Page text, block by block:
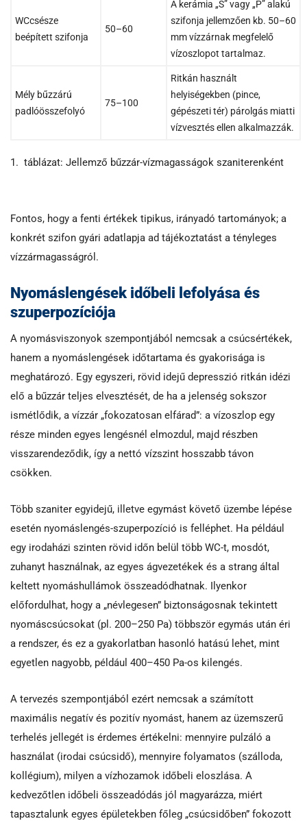
WCcsésze
beépített szifonja
50–60
A kerámia „S” vagy „P” alakú
szifonja jellemzően kb. 50–60
mm vízzárnak megfelelő
vízoszlopot tartalmaz.
Mély bűzzárú
padlóösszefolyó
75–100
Ritkán használt
helyiségekben (pince,
gépészeti tér) párolgás miatti
vízvesztés ellen alkalmazzák.
1. táblázat: Jellemző bűzzár-vízmagasságok szaniterenként
Fontos, hogy a fenti értékek tipikus, irányadó tartományok; a
konkrét szifon gyári adatlapja ad tájékoztatást a tényleges
vízzármagasságról.
Nyomáslengések időbeli lefolyása és
szuperpozíciója
A nyomásviszonyok szempontjából nemcsak a csúcsértékek,
hanem a nyomáslengések időtartama és gyakorisága is
meghatározó. Egy egyszeri, rövid idejű depresszió ritkán idézi
elő a bűzzár teljes elvesztését, de ha a jelenség sokszor
ismétlődik, a vízzár „fokozatosan elfárad”: a vízoszlop egy
része minden egyes lengésnél elmozdul, majd részben
visszarendeződik, így a nettó vízszint hosszabb távon
csökken.
Több szaniter egyidejű, illetve egymást követő üzembe lépése
esetén nyomáslengés-szuperpozíció is felléphet. Ha például
egy irodaházi szinten rövid időn belül több WC-t, mosdót,
zuhanyt használnak, az egyes ágvezetékek és a strang által
keltett nyomáshullámok összeadódhatnak. Ilyenkor
előfordulhat, hogy a „névlegesen” biztonságosnak tekintett
nyomáscsúcsokat (pl. 200–250 Pa) többször egymás után éri
a rendszer, és ez a gyakorlatban hasonló hatású lehet, mint
egyetlen nagyobb, például 400–450 Pa-os kilengés.
A tervezés szempontjából ezért nemcsak a számított
maximális negatív és pozitív nyomást, hanem az üzemszerű
terhelés jellegét is érdemes értékelni: mennyire pulzáló a
használat (irodai csúcsidő), mennyire folyamatos (szálloda,
kollégium), milyen a vízhozamok időbeli eloszlása. A
kedvezőtlen időbeli összeadódás jól magyarázza, miért
tapasztalunk egyes épületekben főleg „csúcsidőben” fokozott